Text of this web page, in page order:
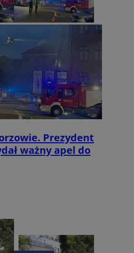
Prezydent
ważny apel do